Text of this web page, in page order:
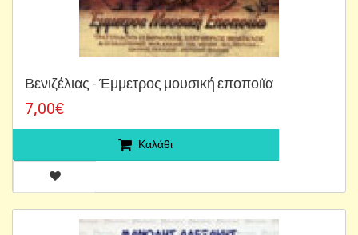
Βενιζέλιας - Έμμετρος μουσική εποποιϊα
7,00€
Καλάθι